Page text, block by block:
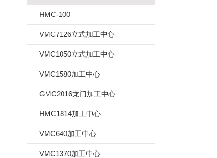
HMC-100
VMC7126立式加工中心
VMC1050立式加工中心
VMC1580加工中心
GMC2016龙门加工中心
HMC1814加工中心
VMC640加工中心
VMC1370加工中心